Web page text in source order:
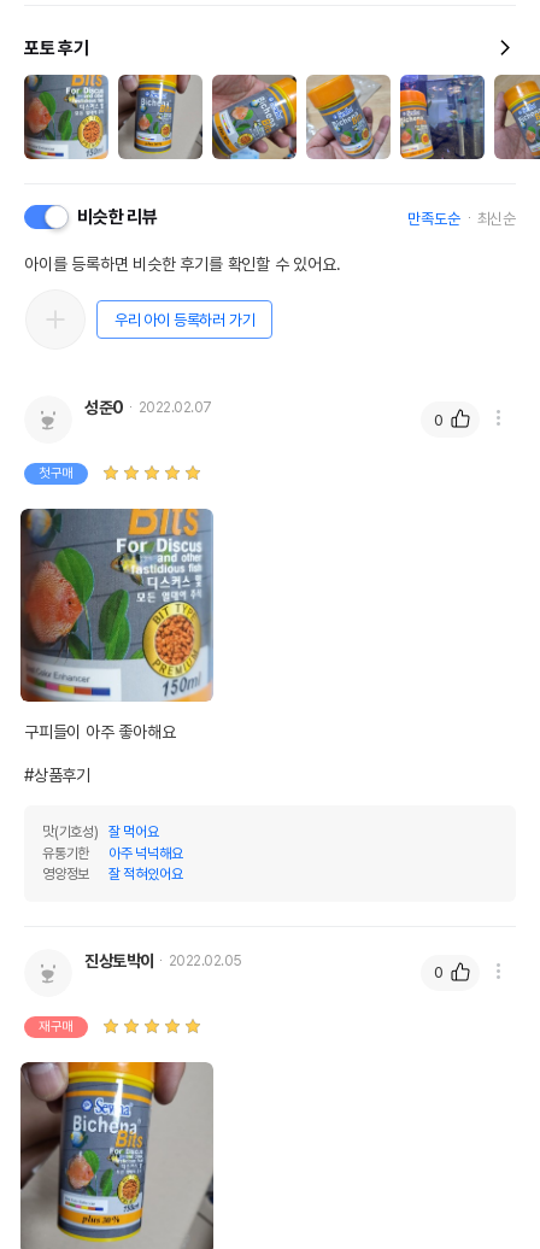
포토 후기
비슷한 리뷰 만족도순 최신순
아이를 등록하면 비슷한 후기를 확인할 수 있어요.
우리 아이 등록하러 가기
성준0 2022.02.07
첫구매
구피들이 아주 좋아해요
#상품후기
맛(기호성)
잘 먹어요
유통기한
아주 넉넉해요
영양정보
잘 적혀있어요
0
진상토박이 2022.02.05
재구매
0